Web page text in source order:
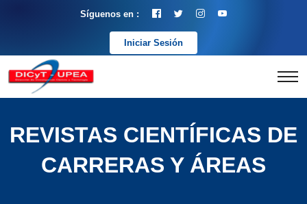
Síguenos en :
Iniciar Sesión
REVISTAS CIENTÍFICAS DE
CARRERAS Y ÁREAS